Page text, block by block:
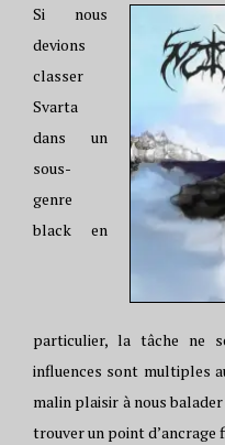
Si nous
devions
classer
Svarta
dans un
sous-
genre
black en
particulier, la tâche ne
influences sont multiples
malin plaisir à nous
trouver un point d’ancrage